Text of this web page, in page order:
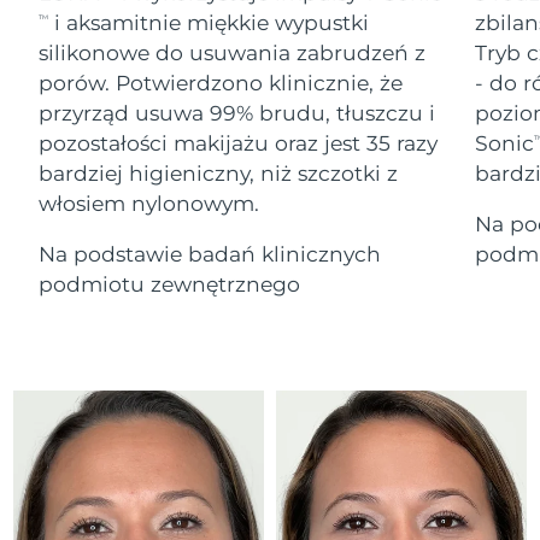
TM
i aksamitnie miękkie wypustki
silikonowe do usuwania zabrudzeń z
porów. Potwierdzono klinicznie, że
przyrząd usuwa 99% brudu, tłuszczu i
pozostałości makijażu oraz jest 35 razy
bardziej higieniczny, niż szczotki z
włosiem nylonowym.
Na podstawie badań klinicznych
podmiotu zewnętrznego
Tryb
- do
Sonic
Na
All revitalizing eye massagers
Advanced pore care essentials
Serum
For healthy hair
issa™ Teeth Whitening Gel
18% PAP
Kosmetyki Mężczyźni
Kupuj
Gibraltar
14/08/2026
Grecja
Oczekiwany czas dostawy
10/08/2026
SRA Hongkong
(Chiny)
Oczekiwany czas dostawy
11/08/2026
Oczekiwany czas dostawy
08/08/2026
Irlandia
Oczekiwany czas dostawy
10/08/2026
Wyspa Man
Oczekiwany czas dostawy
12/08/2026